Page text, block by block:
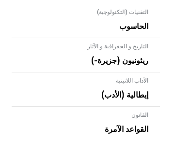
التقنيات (التكنولوجية)
الحاسوب
التاريخ و الجغرافية و الآثار
ريئونيون (جزيرة-)
الآداب اللاتينية
إيطالية (الأدب)
القانون
القواعد الآمرة
- هل تعلم أن الأبلق نوع من الفنون
الهندسية التي ارتبطت بالعمارة الإسلامية
في بلاد الشام ومصر خاصة، حيث يحرص